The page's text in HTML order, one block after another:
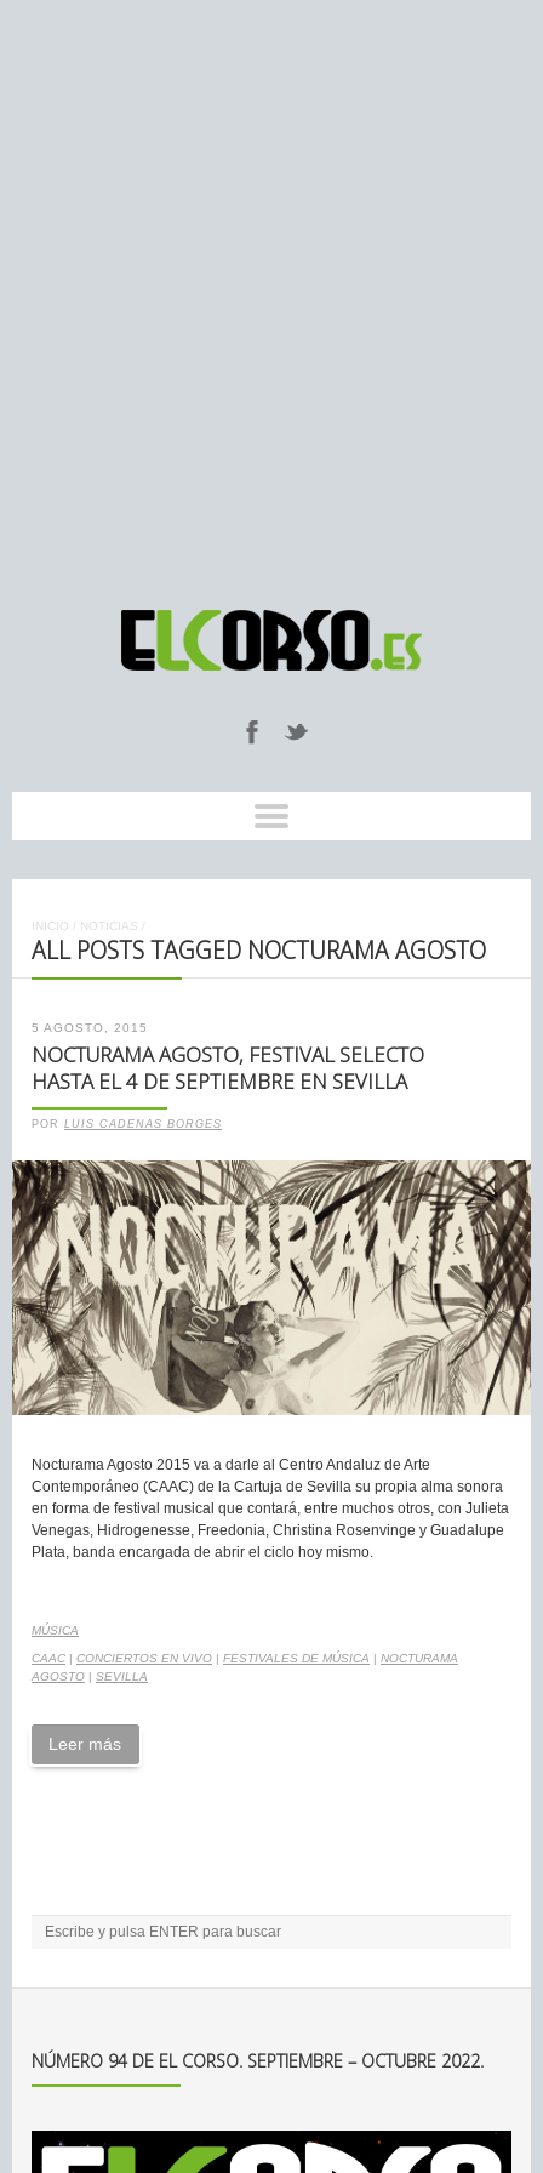
INICIO / NOTICIAS /
ALL POSTS TAGGED NOCTURAMA AGOSTO
5 AGOSTO, 2015
NOCTURAMA AGOSTO, FESTIVAL SELECTO
HASTA EL 4 DE SEPTIEMBRE EN SEVILLA
POR LUIS CADENAS BORGES
Nocturama Agosto 2015 va a darle al Centro Andaluz de Arte
Contemporáneo (CAAC) de la Cartuja de Sevilla su propia alma sonora
en forma de festival musical que contará, entre muchos otros, con Julieta
Venegas, Hidrogenesse, Freedonia, Christina Rosenvinge y Guadalupe
Plata, banda encargada de abrir el ciclo hoy mismo.
MÚSICA
CAAC CONCIERTOS EN VIVO FESTIVALES DE MÚSICA
NOCTURAMA
AGOSTO
SEVILLA
Leer más
NÚMERO 94 DE EL CORSO. SEPTIEMBRE – OCTUBRE 2022.